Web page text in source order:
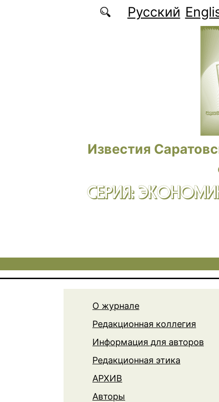
Перейти к основному содержаниюРусский
Известия
СЕРИЯ:
О журнале
Редакционная коллегия
Информация для авторов
Редакционная этика
АРХИВ
Авторы